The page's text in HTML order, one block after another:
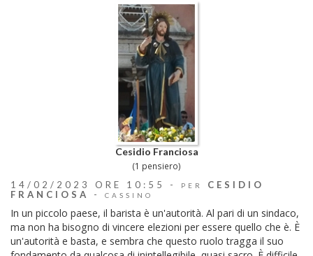
Cesidio Franciosa
(1 pensiero)
14/02/2023 ORE 10:55 - PER
CESIDIO
FRANCIOSA
- CASSINO
In un piccolo paese, il barista è un'autorità. Al pari di un sindaco,
ma non ha bisogno di vincere elezioni per essere quello che è. È
un'autorità e basta, e sembra che questo ruolo tragga il suo